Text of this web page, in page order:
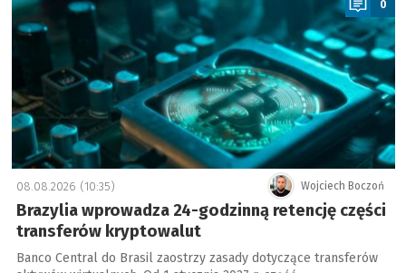
0
Wojciech Boczoń
08.08.2026 (10:35)
Brazylia wprowadza 24-godzinną retencję części
transferów kryptowalut
Banco Central do Brasil zaostrzy zasady dotyczące transferów